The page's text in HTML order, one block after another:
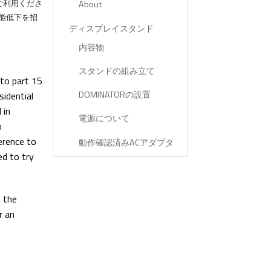
用くださ
低下を招
part 15
in
to
to try
the
an
About
ディスプレイスタンド
内容物
スタンドの組み立て
DOMINATORの設置
電源について
動作確認済みACアダプタ